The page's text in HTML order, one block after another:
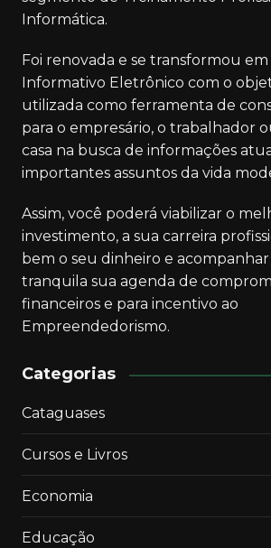
Informática.
Foi renovada e se transformou
Informativo Eletrônico com o
utilizada como ferramenta de
para o empresário, o trabalhador
casa na busca de informações
importantes assuntos da vida
Assim, você poderá viabilizar o
investimento, a sua carreira
bem o seu dinheiro e
tranquila sua agenda de
financeiros e para incentivo ao
Empreendedorismo.
Categorias
Cataguases
Cursos e Livros
Economia
Educação